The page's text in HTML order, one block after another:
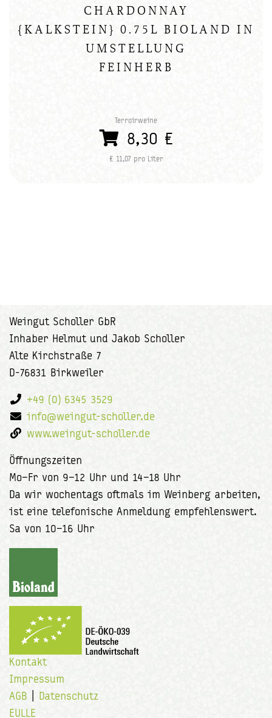
CHARDONNAY
{KALKSTEIN} 0.75L BIOLAND IN
UMSTELLUNG
FEINHERB
Terroirweine
8,30 €
€ 11,07 pro Liter
Weingut Scholler GbR
Inhaber Helmut und Jakob Scholler
Alte Kirchstraße 7
D-76831 Birkweiler
+49 (0) 6345 3529
info@weingut-scholler.de
www.weingut-scholler.de
Öffnungszeiten
Mo–Fr von 9–12 Uhr und 14–18 Uhr
Da wir wochentags oftmals im Weinberg arbeiten,
ist eine telefonische Anmeldung empfehlenswert.
Sa von 10–16 Uhr
Kontakt
Impressum
AGB
Datenschutz
EULLE